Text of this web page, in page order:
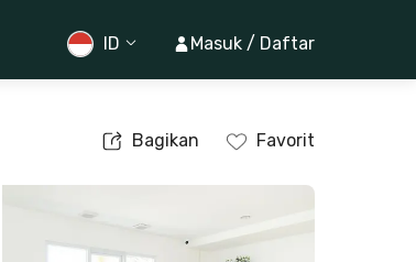
ID Masuk / Daftar
Bagikan Favorit